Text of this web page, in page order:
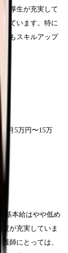
利厚生が充実して
ています。特に
でもスキルアップ
月5万円〜15万
基本給はやや低め
が充実していま
師にとっては、